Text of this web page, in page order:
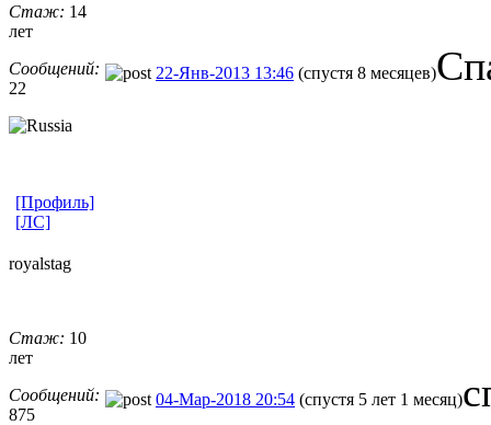
Стаж: 14
лет
Сообщений:
22
22-Янв-2013 13:46 (спустя 8 месяцев)
[Профиль]
[ЛС]
royalstag
Стаж: 10
лет
Сообщений:
875
04-Мар-2018 20:54 (спустя 5 лет 1 месяц)